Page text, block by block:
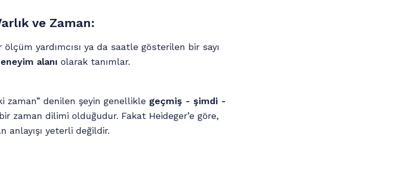
ve Zaman:
ölçüm yardımcısı ya da saatle gösterilen bir sayı
alanı olarak tanımlar.
zaman” denilen şeyin genellikle geçmiş - şimdi -
zaman dilimi olduğudur. Fakat Heideger’e göre,
anlayışı yeterli değildir.